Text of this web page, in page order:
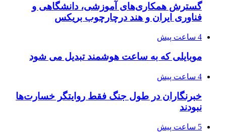
گسترش همکاری‌های آموزشی، دانشگاهی و
فناوری ایران و هند درچارچوب بریکس
4 ساعت پیش
موبایلی که به ساعت هوشمند تبدیل می شود
4 ساعت پیش
خبرنگاران در طول جنگ فقط روایتگر خسارت‌ها
نبودند
5 ساعت پیش